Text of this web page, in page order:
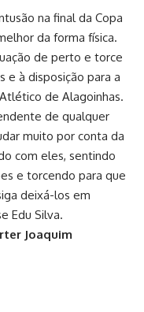
na final da Copa
da forma física.
de perto e torce
e à disposição para a
de Alagoinhas.
de qualquer
muito por conta da
com eles, sentindo
e torcendo para que
deixá-los em
Edu Silva.
Joaquim